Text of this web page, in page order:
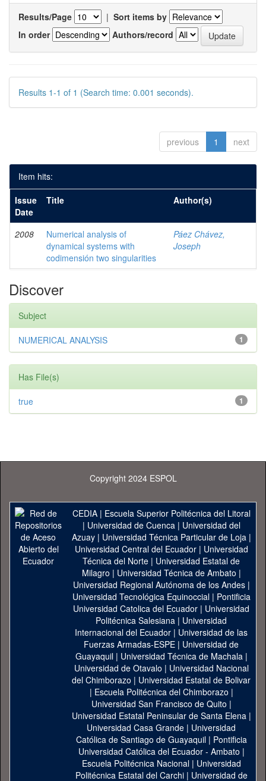
Results/Page | Sort items by
In order
Authors/record
Results 1-1 of 1 (Search time: 0.001 seconds).
previous 1 next
Item hits:
Issue
Date
Title Author(s)
2008
Numerical analysis of
dynamical systems with
codimensión two singularities
Páez Chávez,
Joseph
Discover
Subject
1
NUMERICAL ANALYSIS
Has File(s)
1
true
Copyright 2024 ESPOL
CEDIA| Escuela Superior Politécnica del Litoral
| Universidad de Cuenca| Universidad del
Azuay| Universidad Técnica Particular de Loja|
Universidad Central del Ecuador| Universidad
Técnica del Norte | Universidad Estatal de
Milagro | Universidad Técnica de Ambato |
Universidad Regional Autónoma de los Andes|
Universidad Tecnológica Equinoccial| Pontificia
Universidad Catolica del Ecuador | Universidad
Politécnica Salesiana | Universidad
Internacional del Ecuador | Universidad de las
Fuerzas Armadas-ESPE | Universidad de
Guayaquil| Universidad Técnica de Machala|
Universidad de Otavalo | Universidad Nacional
del Chimborazo | Universidad Estatal de Bolivar
| Escuela Politécnica del Chimborazo |
Universidad San Francisco de Quito |
Universidad Estatal Peninsular de Santa Elena|
Universidad Casa Grande | Universidad
Católica de Santiago de Guayaquil| Pontificia
Universidad Católica del Ecuador - Ambato |
Escuela Politécnica Nacional| Universidad
Politécnica Estatal del Carchi| Universidad de